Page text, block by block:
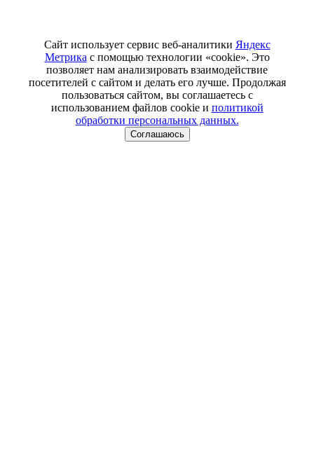
Сайт использует сервис веб-аналитики Яндекс
Метрика с помощью технологии «cookie». Это
позволяет нам анализировать взаимодействие
посетителей с сайтом и делать его лучше. Продолжая
пользоваться сайтом, вы соглашаетесь с
использованием файлов cookie и политикой
обработки персональных данных.
Соглашаюсь